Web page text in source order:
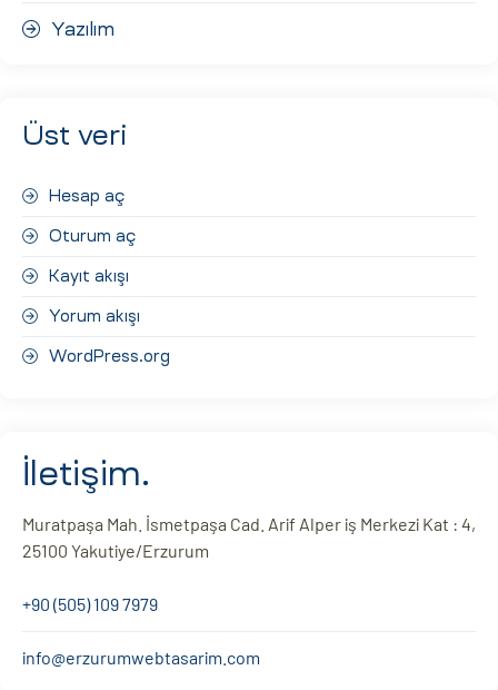
Yazılım
Üst veri
Hesap aç
Oturum aç
Kayıt akışı
Yorum akışı
WordPress.org
İletişim.
Muratpaşa Mah. İsmetpaşa Cad. Arif Alper iş Merkezi Kat : 4,
25100 Yakutiye/Erzurum
+90 (505) 109 7979
info@erzurumwebtasarim.com